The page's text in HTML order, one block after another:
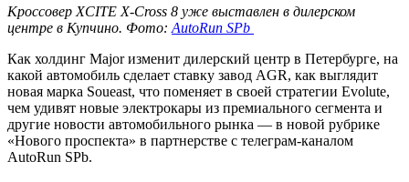
Кроссовер XCITE X-Cross 8 уже выставлен в дилерском
центре в Купчино. Фото: AutoRun SPb
Как холдинг Major изменит дилерский центр в Петербурге, на
какой автомобиль сделает ставку завод AGR, как выглядит
новая марка Soueast, что поменяет в своей стратегии Evolute,
чем удивят новые электрокары из премиального сегмента и
другие новости автомобильного рынка — в новой рубрике
«Нового проспекта» в партнерстве с телеграм-каналом
AutoRun SPb.